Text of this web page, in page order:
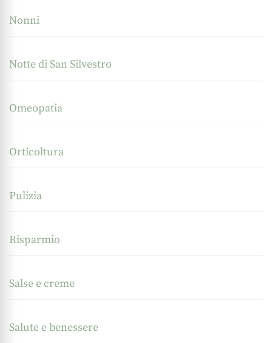
Nonni
Notte di San Silvestro
Omeopatia
Orticoltura
Pulizia
Risparmio
Salse e creme
Salute e benessere